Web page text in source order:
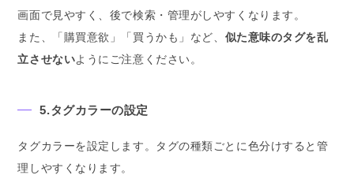
画面で見やすく、後で検索・管理がしやすくなります。
また、「購買意欲」「買うかも」など、 似た意味のタグを乱
立させないようにご注意ください。
5.タグカラーの設定
タグカラーを設定します。タグの種類ごとに色分けすると管
理しやすくなります。